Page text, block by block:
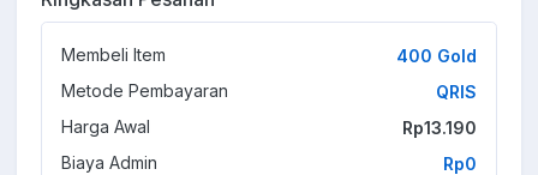
Membeli Item
400 Gold
Metode Pembayaran
QRIS
Harga Awal
Rp13.190
Biaya Admin
Rp0